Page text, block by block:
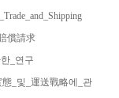
償請求
_연구
_및_運送戰略에_관